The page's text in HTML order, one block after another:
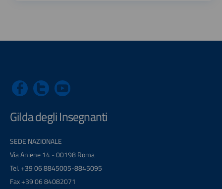
Gilda degli Insegnanti
SEDE NAZIONALE
Via Aniene 14 - 00198 Roma
Tel. +39 06 8845005-8845095
Fax +39 06 84082071